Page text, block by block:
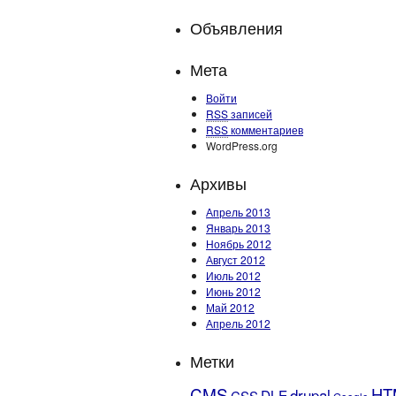
Объявления
Мета
Войти
RSSзаписей
RSSкомментариев
WordPress.org
Архивы
Апрель 2013
Январь 2013
Ноябрь 2012
Август 2012
Июль 2012
Июнь 2012
Май 2012
Апрель 2012
Метки